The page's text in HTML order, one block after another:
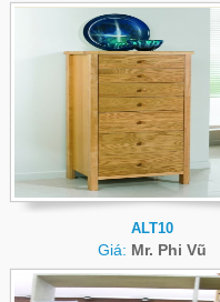
ALT10
Giá: Mr. Phi Vũ